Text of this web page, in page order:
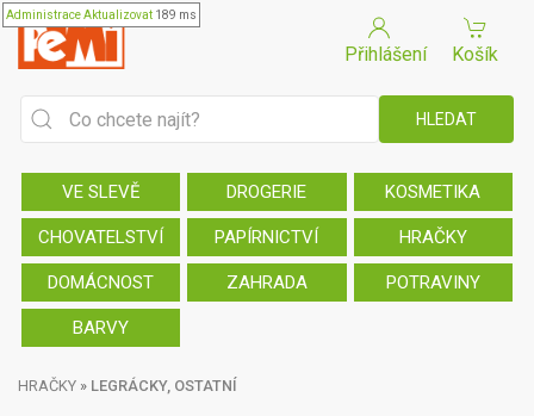
AdministraceAktualizovat 189 ms
Přihlášení Košík
VE SLEVĚ DROGERIE KOSMETIKA
CHOVATELSTVÍ PAPÍRNICTVÍ HRAČKY
DOMÁCNOST ZAHRADA POTRAVINY
BARVY
HRAČKY » LEGRÁCKY, OSTATNÍ